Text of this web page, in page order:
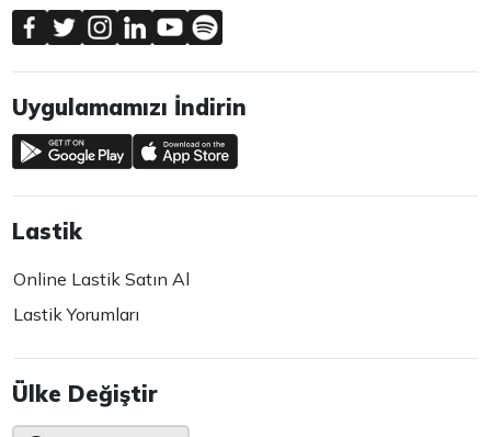
Uygulamamızı İndirin
Lastik
Online Lastik Satın Al
Lastik Yorumları
Ülke Değiştir